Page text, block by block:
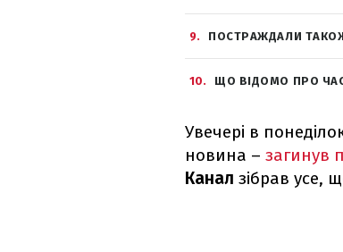
9 ПОСТРАЖДАЛИ
10 ЩО ВІДОМО ПРО
Увечері в
новина – загинув
Канал зібрав усе,